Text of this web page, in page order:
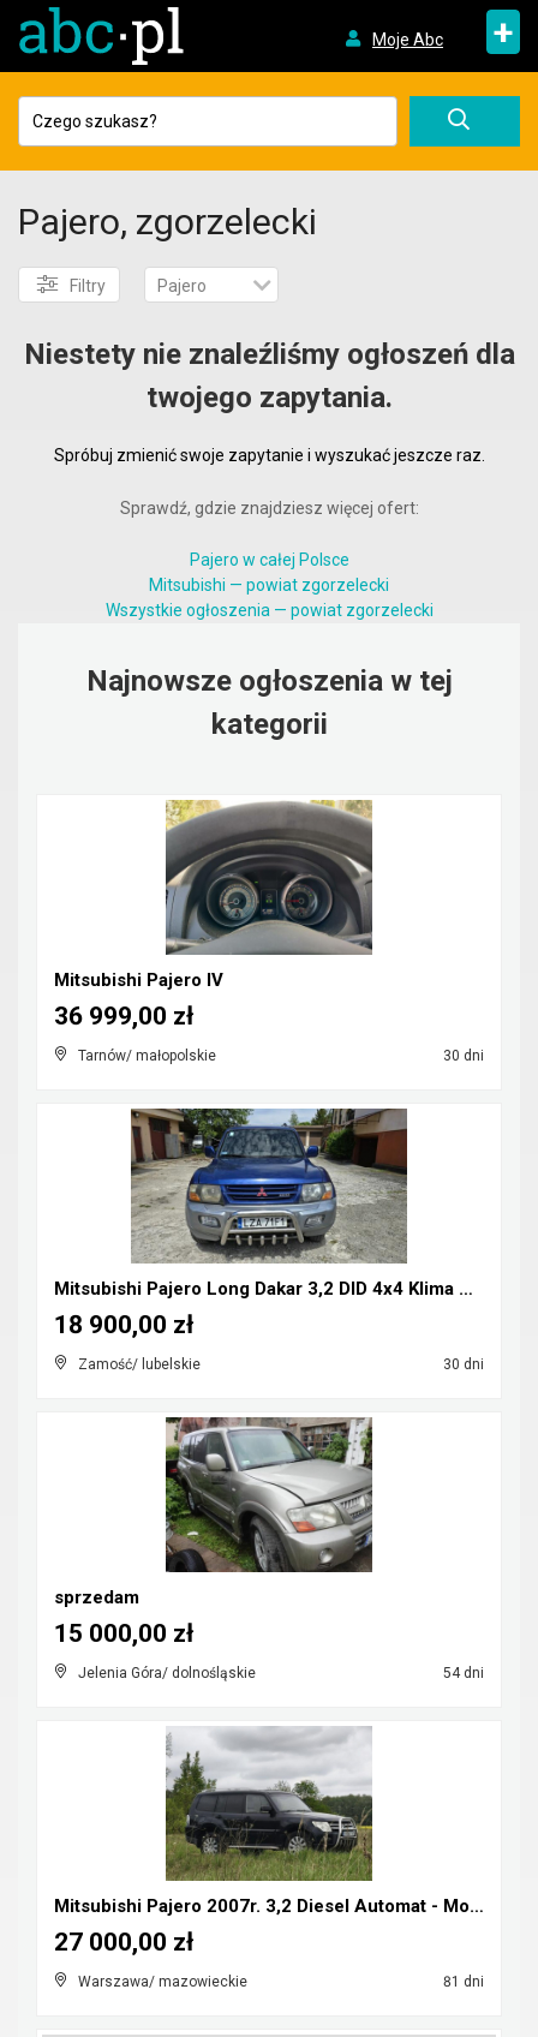
Moje Abc +
Pajero, zgorzelecki
Filtry Pajero
Niestety nie znaleźliśmy ogłoszeń dla
twojego zapytania.
Spróbuj zmienić swoje zapytanie i wyszukać jeszcze raz.
Sprawdź, gdzie znajdziesz więcej ofert:
Pajero w całej Polsce
Mitsubishi — powiat zgorzelecki
Wszystkie ogłoszenia — powiat zgorzelecki
Najnowsze ogłoszenia w tej
kategorii
Mitsubishi Pajero IV
Tarnów/ małopolskie 30 dni
36 999,00 zł
Mitsubishi Pajero Long Dakar 3,2 DID 4x4 Klima CB-...
Zamość/ lubelskie 30 dni
18 900,00 zł
sprzedam
Jelenia Góra/ dolnośląskie 54 dni
15 000,00 zł
Mitsubishi Pajero 2007r. 3,2 Diesel Automat - Możl...
Warszawa/ mazowieckie 81 dni
27 000,00 zł